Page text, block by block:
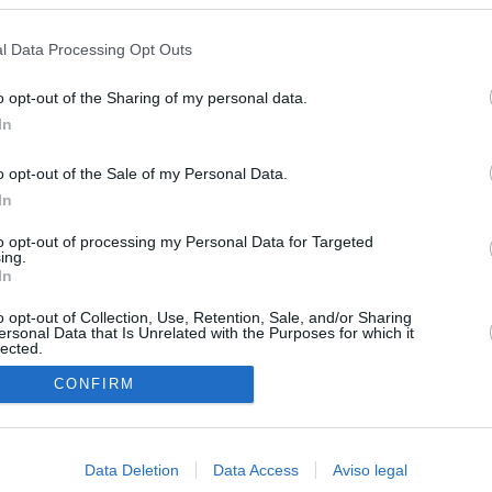
Data Processing Opt Outs
opt-out of the Sharing of my personal data.
opt-out of the Sale of my Personal Data.
opt-out of processing my Personal Data for Targeted
opt-out of Collection, Use, Retention, Sale, and/or Sharing
Data that Is Unrelated with the Purposes for which it
CONFIRM
Data Deletion Data Access Aviso legal
15 de agosto: "No aceptamos imposiciones"
contra las comunidades que no acojan a los menores
sobre el PP por la acogida de los menores de Ceuta en las
Compromís denuncia a Figaredo ante la Fiscalía del Supremo
el intento del PP de que los ministros acudan al Senado en